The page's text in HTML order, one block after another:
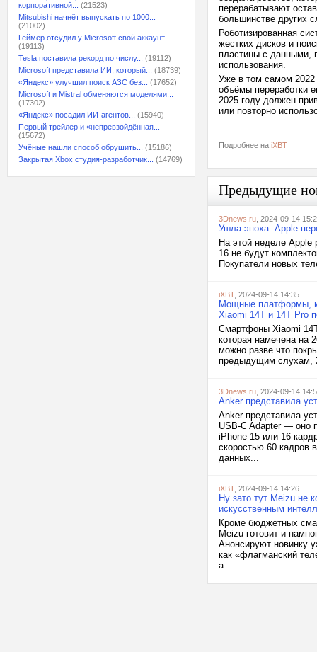
корпоративной...
(21523)
Mitsubishi начнёт выпускать по 1000...
(21002)
Геймер отсудил у Microsoft свой аккаунт...
(19113)
Tesla поставила рекорд по числу...
(19112)
Microsoft представила ИИ, который...
(18739)
«Яндекс» улучшил поиск АЗС без...
(17652)
Microsoft и Mistral обменяются моделями...
(17302)
«Яндекс» посадил ИИ-агентов...
(15940)
Первый трейлер и «непревзойдённая...
(15672)
Учёные нашли способ обрушить...
(15186)
Закрытая Xbox студия-разработчик...
(14769)
перерабатывают
большинстве других
Роботизированная
жестких дисков и
пластины с данными,
использования.
Уже в том самом 2022
объёмы переработки
2025 году должен
или повторно
Подробнее на iXBT
Предыдущие
3Dnews.ru , 2024-09-14
Ушла эпоха: Apple
На этой неделе Apple
16 не будут
Покупатели новых
iXBT, 2024-09-14 14:35
Мощные платформы,
Xiaomi 14T и 14T Pro
Смартфоны Xiaomi
которая намечена на
можно разве что
предыдущим слухам,
3Dnews.ru , 2024-09-14
Anker представила
Anker представила
USB-C Adapter — оно
iPhone 15 или 16
скоростью 60 кадров
данных...
iXBT, 2024-09-14 14:26
Ну зато тут Meizu не
искусственным
Кроме бюджетных
Meizu готовит и
Анонсируют новинку
как «флагманский
а...